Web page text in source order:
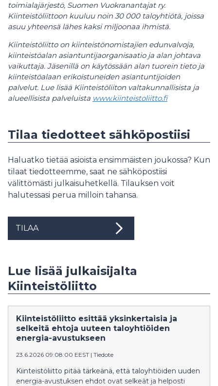
toimialajärjestö, Suomen Vuokranantajat ry.
Kiinteistöliittoon kuuluu noin 30 000 taloyhtiötä, joissa
asuu yhteensä lähes kaksi miljoonaa ihmistä.
Kiinteistöliitto on kiinteistönomistajien edunvalvoja,
kiinteistöalan asiantuntijaorganisaatio ja alan johtava
vaikuttaja. Jäsenillä on käytössään alan tuorein tieto ja
kiinteistöalaan erikoistuneiden asiantuntijoiden
palvelut. Lue lisää Kiinteistöliiton valtakunnallisista ja
alueellisista palveluista www.kiinteistoliitto.fi
Tilaa tiedotteet sähköpostiisi
Haluatko tietää asioista ensimmäisten joukossa? Kun
tilaat tiedotteemme, saat ne sähköpostiisi
välittömästi julkaisuhetkellä. Tilauksen voit
halutessasi perua milloin tahansa.
TILAA
Lue lisää julkaisijalta
Kiinteistöliitto
Kiinteistöliitto esittää yksinkertaisia ja
selkeitä ehtoja uuteen taloyhtiöiden
energia-avustukseen
23.6.2026 09:08:00 EEST | Tiedote
Kiinteistöliitto pitää tärkeänä, että taloyhtiöiden uuden
energia-avustuksen ehdot ovat selkeät ja helposti